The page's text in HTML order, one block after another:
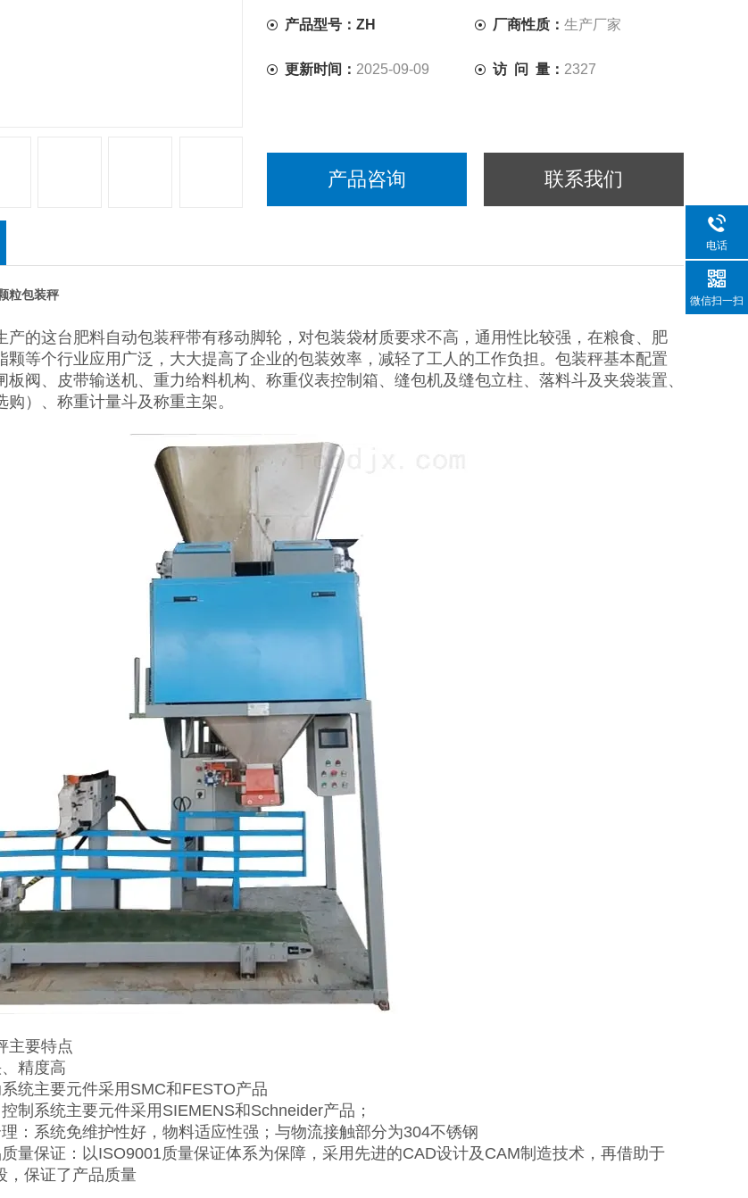
产品型号：ZH 厂商性质：生产厂家
更新时间： 2025-09-09 访 问 量： 2327
产品咨询 联系我们
粒包装秤
产的这台肥料自动包装秤带有移动脚轮，对包装袋材质要求不高，通用性比较强，在粮食、肥
颗等个行业应用广泛，大大提高了企业的包装效率，减轻了工人的工作负担。包装秤基本配置
板阀、皮带输送机、重力给料机构、称重仪表控制箱、缝包机及缝包立柱、落料斗及夹袋装置、
购）、称重计量斗及称重主架。
主要特点
精度高
统主要元件采用SMC和FESTO产品
制系统主要元件采用SIEMENS和Schneider产品；
：系统免维护性好，物料适应性强；与物流接触部分为304不锈钢
量保证：以ISO9001质量保证体系为保障，采用先进的CAD设计及CAM制造技术，再借助于
，保证了产品质量
电话
微信扫一扫